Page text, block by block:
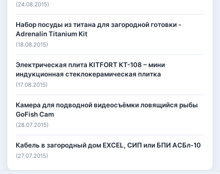
(24.08.2015)
Набор посуды из титана для загородной готовки -
Adrenalin Titanium Kit
(18.08.2015)
Электрическая плита KITFORT КТ-108 – мини
индукционная стеклокерамическая плитка
(17.08.2015)
Камера для подводной видеосъёмки ловящийся рыбы
GoFish Cam
(28.07.2015)
Кабель в загородный дом EXCEL, СИП или БПИ АСБл-10
(27.07.2015)